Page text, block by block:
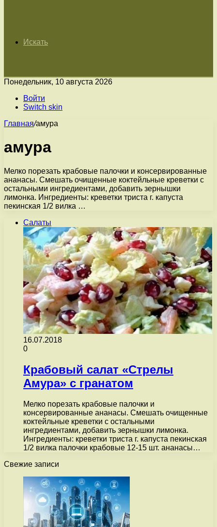
Искать
Понедельник, 10 августа 2026
Войти
Switch skin
Главная/амура
амура
Мелко порезать крабовые палочки и консервированные
ананасы. Смешать очищенные коктейльные креветки с
остальными ингредиентами, добавить зернышки
лимонка. Ингредиенты: креветки триста г. капуста
пекинская 1/2 вилка …
Салаты
16.07.2018
0
Крабовый салат «Стрелы
Амура» с гранатом
Мелко порезать крабовые палочки и
консервированные ананасы. Смешать очищенные
коктейльные креветки с остальными
ингредиентами, добавить зернышки лимонка.
Ингредиенты: креветки триста г. капуста пекинская
1/2 вилка палочки крабовые 12-15 шт. ананасы…
Свежие записи